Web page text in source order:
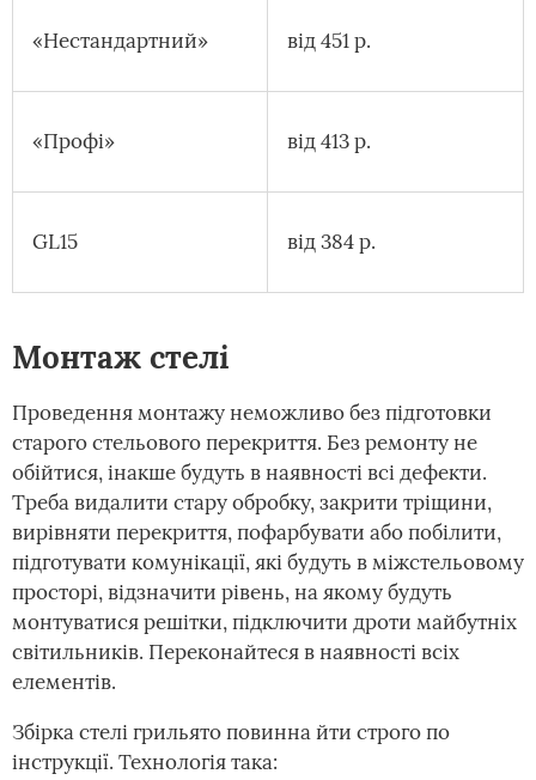
«Нестандартний» від 451 р.
«Профі» від 413 р.
GL15 від 384 р.
Монтаж стелі
Проведення монтажу неможливо без підготовки
старого стельового перекриття. Без ремонту не
обійтися, інакше будуть в наявності всі дефекти.
Треба видалити стару обробку, закрити тріщини,
вирівняти перекриття, пофарбувати або побілити,
підготувати комунікації, які будуть в міжстельовому
просторі, відзначити рівень, на якому будуть
монтуватися решітки, підключити дроти майбутніх
світильників. Переконайтеся в наявності всіх
елементів.
Збірка стелі грильято повинна йти строго по
інструкції. Технологія така: